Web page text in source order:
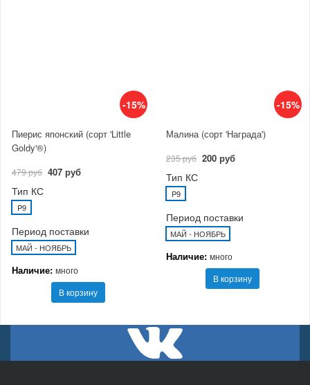
-15%
Пиерис японский (сорт 'Little
Goldy'®)
479 руб 407 руб
Тип КС
P9
Период поставки
МАЙ - НОЯБРЬ
Наличие: много
В корзину
-15%
Малина (сорт 'Награда')
235 руб 200 руб
Тип КС
P9
Период поставки
МАЙ - НОЯБРЬ
Наличие: много
В корзину